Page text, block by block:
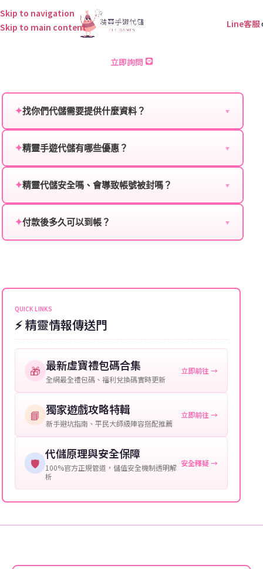
Skip to navigation
Skip to main content
Line客服
悟空傳奇 儲值
立即詢問
✦找你們代儲需要提供什麼資料？ ▼
服：
角色名稱：您遊戲中的角色名稱。
等級：角色的當前等級。
提供這些信息能幫助我們更快地處理您的代儲需求，確
保您盡享遊戲樂趣！
✦精靈手遊代儲有哪些優惠？ ▼
贈送、大額儲值優惠及節日限定活動，儲值最低6折
✦精靈代儲安全嗎、會導致帳號被封嗎？ ▼
單，不使用外掛程式、非法點數或異常儲值管道。您獲
✦付款後多久可以到帳？ ▼
可直接聯絡客服查詢訂單進度。
QUICK LINKS
⚡ 精靈情報傳送門
🎁 最新虛寶禮包碼合集
全網最全禮包碼、福利兌換碼實時更新
立即前往 →
📘 獨家遊戲攻略特輯
新手避坑指南、平民大師級陣容搭配推薦
立即前往 →
🛡️
代儲原理與安全保障
100%官方正規管道，儲值安全機制透明解
析
安全釋疑 →